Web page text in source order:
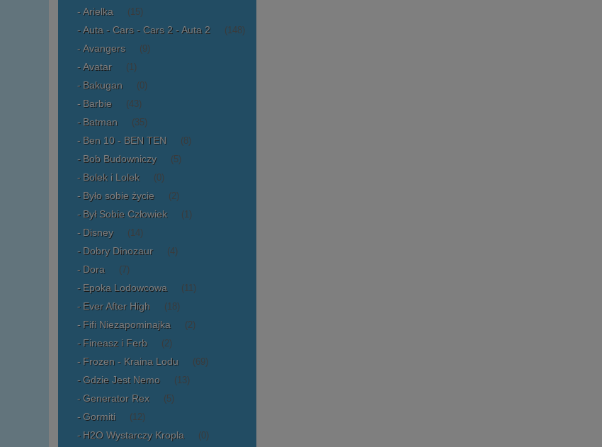
Arielka (15)
Auta - Cars - Cars 2 - Auta 2 (148)
Avangers (9)
Avatar (1)
Bakugan (0)
Barbie (43)
Batman (35)
Ben 10 - BEN TEN (8)
Bob Budowniczy (5)
Bolek i Lolek (0)
Było sobie życie (2)
Był Sobie Człowiek (1)
Disney (14)
Dobry Dinozaur (4)
Dora (7)
Epoka Lodowcowa (11)
Ever After High (18)
Fifi Niezapominajka (2)
Fineasz i Ferb (2)
Frozen - Kraina Lodu (69)
Gdzie Jest Nemo (13)
Generator Rex (5)
Gormiti (12)
H2O Wystarczy Kropla (0)